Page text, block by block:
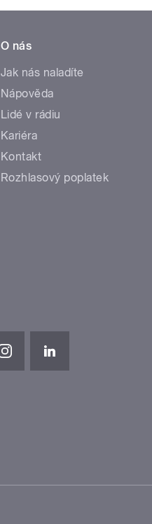
O nás
Jak nás naladíte
Nápověda
Lidé v rádiu
Kariéra
Kontakt
Rozhlasový poplatek